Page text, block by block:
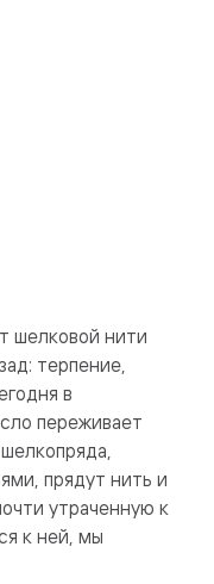
шелковой нити
терпение,
в
переживает
прядут нить и
утраченную к
к ней, мы